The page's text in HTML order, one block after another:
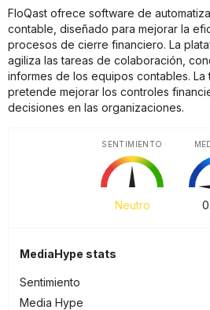
FloQast ofrece software de
contable, diseñado para mejorar la
procesos de cierre financiero. La
agiliza las tareas de colaboración,
informes de los equipos contables.
pretende mejorar los controles
decisiones en las organizaciones.
Neutro
SENTIMIENTO
0
MediaHype stats
Sentimiento
Media Hype